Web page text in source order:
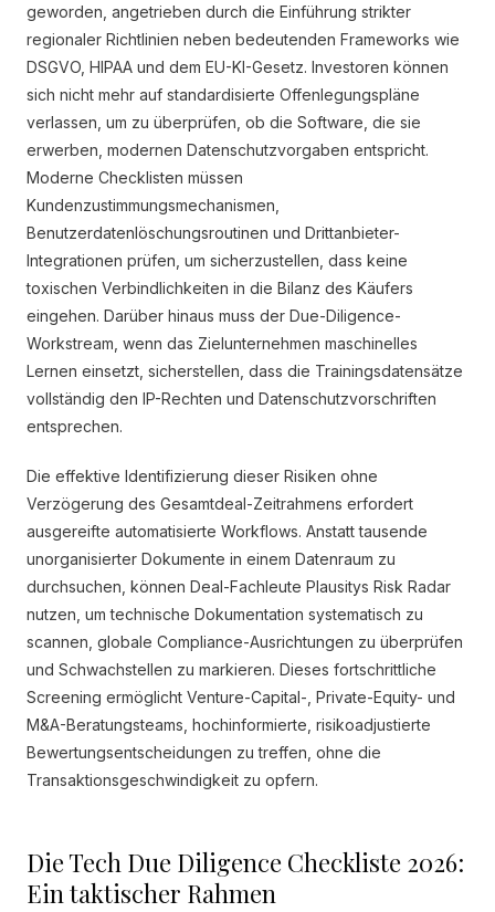
geworden, angetrieben durch die Einführung strikter
regionaler Richtlinien neben bedeutenden Frameworks wie
DSGVO, HIPAA und dem EU-KI-Gesetz. Investoren können
sich nicht mehr auf standardisierte Offenlegungspläne
verlassen, um zu überprüfen, ob die Software, die sie
erwerben, modernen Datenschutzvorgaben entspricht.
Moderne Checklisten müssen
Kundenzustimmungsmechanismen,
Benutzerdatenlöschungsroutinen und Drittanbieter-
Integrationen prüfen, um sicherzustellen, dass keine
toxischen Verbindlichkeiten in die Bilanz des Käufers
eingehen. Darüber hinaus muss der Due-Diligence-
Workstream, wenn das Zielunternehmen maschinelles
Lernen einsetzt, sicherstellen, dass die Trainingsdatensätze
vollständig den IP-Rechten und Datenschutzvorschriften
entsprechen.
Die effektive Identifizierung dieser Risiken ohne
Verzögerung des Gesamtdeal-Zeitrahmens erfordert
ausgereifte automatisierte Workflows. Anstatt tausende
unorganisierter Dokumente in einem Datenraum zu
durchsuchen, können Deal-Fachleute Plausitys Risk Radar
nutzen, um technische Dokumentation systematisch zu
scannen, globale Compliance-Ausrichtungen zu überprüfen
und Schwachstellen zu markieren. Dieses fortschrittliche
Screening ermöglicht Venture-Capital-, Private-Equity- und
M&A-Beratungsteams, hochinformierte, risikoadjustierte
Bewertungsentscheidungen zu treffen, ohne die
Transaktionsgeschwindigkeit zu opfern.
Die Tech Due Diligence Checkliste 2026:
Ein taktischer Rahmen